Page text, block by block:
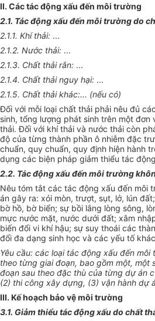
II. Các tác động xấu đến môi trường
2.1. Tác động xấu đến môi trường do
2.1.1. Khí thải: ...
2.1.2. Nước thải: ...
2.1.3. Chất thải rắn: ...
2.1.4. Chất thải nguy hại: ...
2.1.5. Chất thải khác:... (nếu có)
Đối với mỗi loại chất thải phải nêu đủ
sinh, tổng lượng phát sinh trên một đơn
thải. Đối với khí thải và nước thải còn
độ của từng thành phần ô nhiễm đặc
chuẩn, quy chuẩn, quy định hiện hành
dụng các biện pháp giảm thiểu tác
2.2. Tác động xấu đến môi trường
Nêu tóm tắt các tác động xấu đến môi
án gây ra: xói mòn, trượt, sụt, lở, lún
bờ hồ, bờ biển; sự bồi lắng lòng sông,
mực nước mặt, nước dưới đất; xâm
biến đổi vi khí hậu; sự suy thoái các
đổi đa dạng sinh học và các yếu tố
Yêu cầu: các loại tác động xấu đến
theo từng giai đoạn, bao gồm một, một
đoạn sau theo đặc thù của từng dự án
(2) thi công xây dựng, (3) vận hành dự
III. Kế hoạch bảo vệ môi trường
3.1. Giảm thiểu tác động xấu do chất